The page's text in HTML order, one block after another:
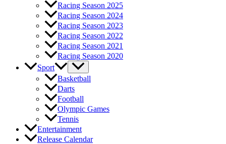
Racing Season 2025
Racing Season 2024
Racing Season 2023
Racing Season 2022
Racing Season 2021
Racing Season 2020
Sport
Basketball
Darts
Football
Olympic Games
Tennis
Entertainment
Release Calendar